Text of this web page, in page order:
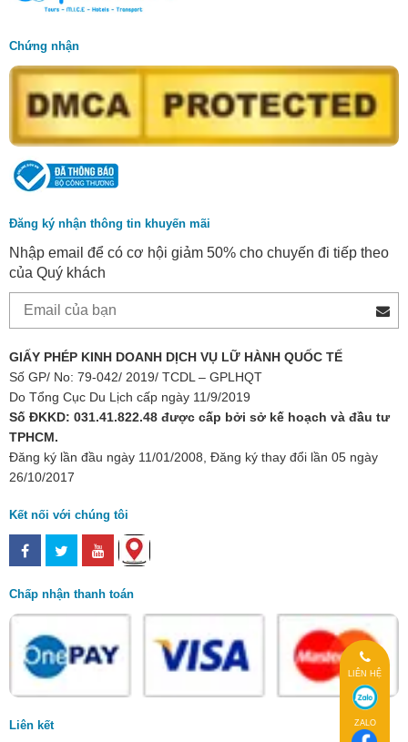
ZALO
LIÊN HỆ
Chứng nhận
Đăng ký nhận thông tin khuyến mãi
Nhập email để có cơ hội giảm 50% cho chuyến đi tiếp theo
của Quý khách
GIẤY PHÉP KINH DOANH DỊCH VỤ LỮ HÀNH QUỐC TẾ
Số GP/ No: 79-042/ 2019/ TCDL – GPLHQT
Do Tổng Cục Du Lịch cấp ngày 11/9/2019
Số ĐKKD: 031.41.822.48 được cấp bởi sở kế hoạch và đầu tư
TPHCM.
Đăng ký lần đầu ngày 11/01/2008, Đăng ký thay đổi lần 05 ngày
26/10/2017
Kết nối với chúng tôi
Chấp nhận thanh toán
Liên kết